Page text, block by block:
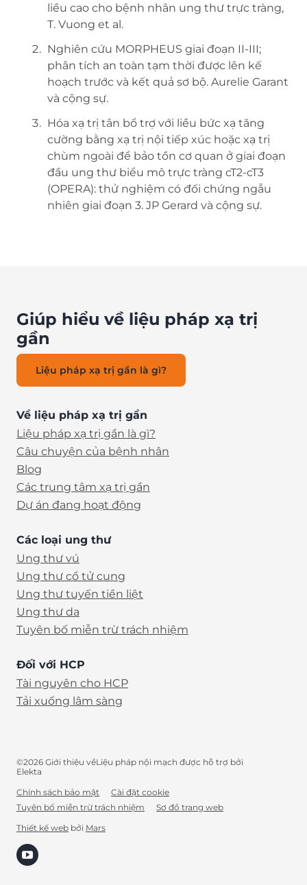
Search
VI
liều cao cho bệnh nhân ung thư trực tràng,
T. Vuong et al.
Nghiên cứu MORPHEUS giai đoạn II-III;
phân tích an toàn tạm thời được lên kế
hoạch trước và kết quả sơ bộ. Aurelie Garant
và cộng sự.
Hóa xạ trị tân bổ trợ với liều bức xạ tăng
cường bằng xạ trị nội tiếp xúc hoặc xạ trị
chùm ngoài để bảo tồn cơ quan ở giai đoạn
đầu ung thư biểu mô trực tràng cT2-cT3
(OPERA): thử nghiệm có đối chứng ngẫu
nhiên giai đoạn 3. JP Gerard và cộng sự.
Giúp hiểu về liệu pháp xạ trị
gần
Liệu pháp xạ trị gần là gì?
Về liệu pháp xạ trị gần
Liệu pháp xạ trị gần là gì?
Câu chuyện của bệnh nhân
Blog
Các trung tâm xạ trị gần
Dự án đang hoạt động
Các loại ung thư
Ung thư vú
Ung thư cổ tử cung
Ung thư tuyến tiền liệt
Ung thư da
Tuyên bố miễn trừ trách nhiệm
Đối với HCP
Tài nguyên cho HCP
Tải xuống lâm sàng
©2026 Giới thiệu vềLiệu pháp nội mạch được hỗ trợ bởi
Elekta
Chính sách bảo mật
Cài đặt cookie
Tuyên bố miễn trừ trách nhiệm
Sơ đồ trang web
Thiết kế web bởi Mars